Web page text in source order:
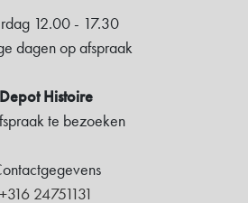
12.00 - 17.30
dagen op afspraak
Depot Histoire
te bezoeken
+316 24751131